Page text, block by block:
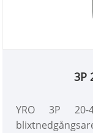
3P
YRO 3P